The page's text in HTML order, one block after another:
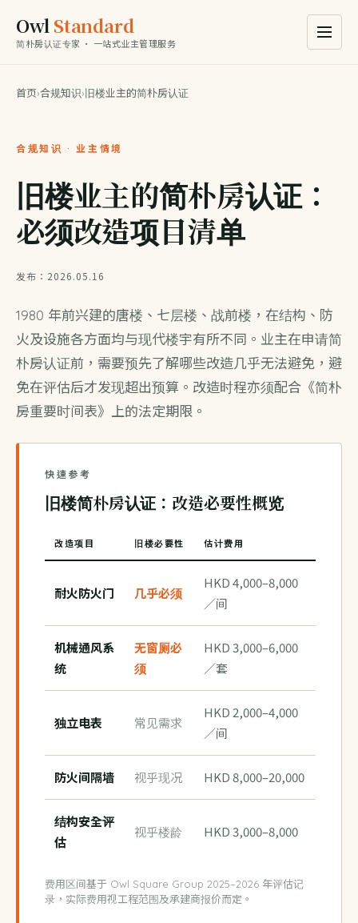
Owl Standard
简朴房认证专家 · 一站式业主管理服务
首页›合规知识›旧楼业主的简朴房认证
合规知识 · 业主情境
旧楼业主的简朴房认证：
必须改造项目清单
发布：2026.05.16
1980 年前兴建的唐楼、七层楼、战前楼，在结构、防
火及设施各方面均与现代楼宇有所不同。业主在申请简
朴房认证前，需要预先了解哪些改造几乎无法避免，避
免在评估后才发现超出预算。改造时程亦须配合《简朴
房重要时间表》上的法定期限。
快速参考
旧楼简朴房认证：改造必要性概览
改造项目 旧楼必要性 估计费用
耐火防火门 几乎必须
HKD 4,000–8,000
／间
机械通风系
统
无窗厕必
须
HKD 3,000–6,000
／套
独立电表 常见需求
HKD 2,000–4,000
／间
防火间隔墙 视乎现况 HKD 8,000–20,000
结构安全评
估
视乎楼龄 HKD 3,000–8,000
费用区间基于 Owl Square Group 2025–2026 年评估记
录，实际费用视工程范围及承建商报价而定。